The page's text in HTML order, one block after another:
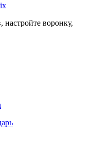
настройте воронку,